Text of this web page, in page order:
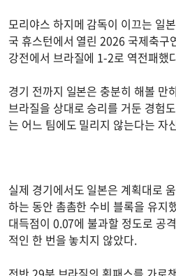
모리야스 하지메 감독이 이끄는 일
국 휴스턴에서 열린 2026 국제축구
강전에서 브라질에 1-2로 역전패했
경기 전까지 일본은 충분히 해볼 만
브라질을 상대로 승리를 거둔 경험
는 어느 팀에도 밀리지 않는다는 자
실제 경기에서도 일본은 계획대로
하는 동안 촘촘한 수비 블록을 유지
대득점이 0.07에 불과할 정도로 공
적인 한 번을 놓치지 않았다.